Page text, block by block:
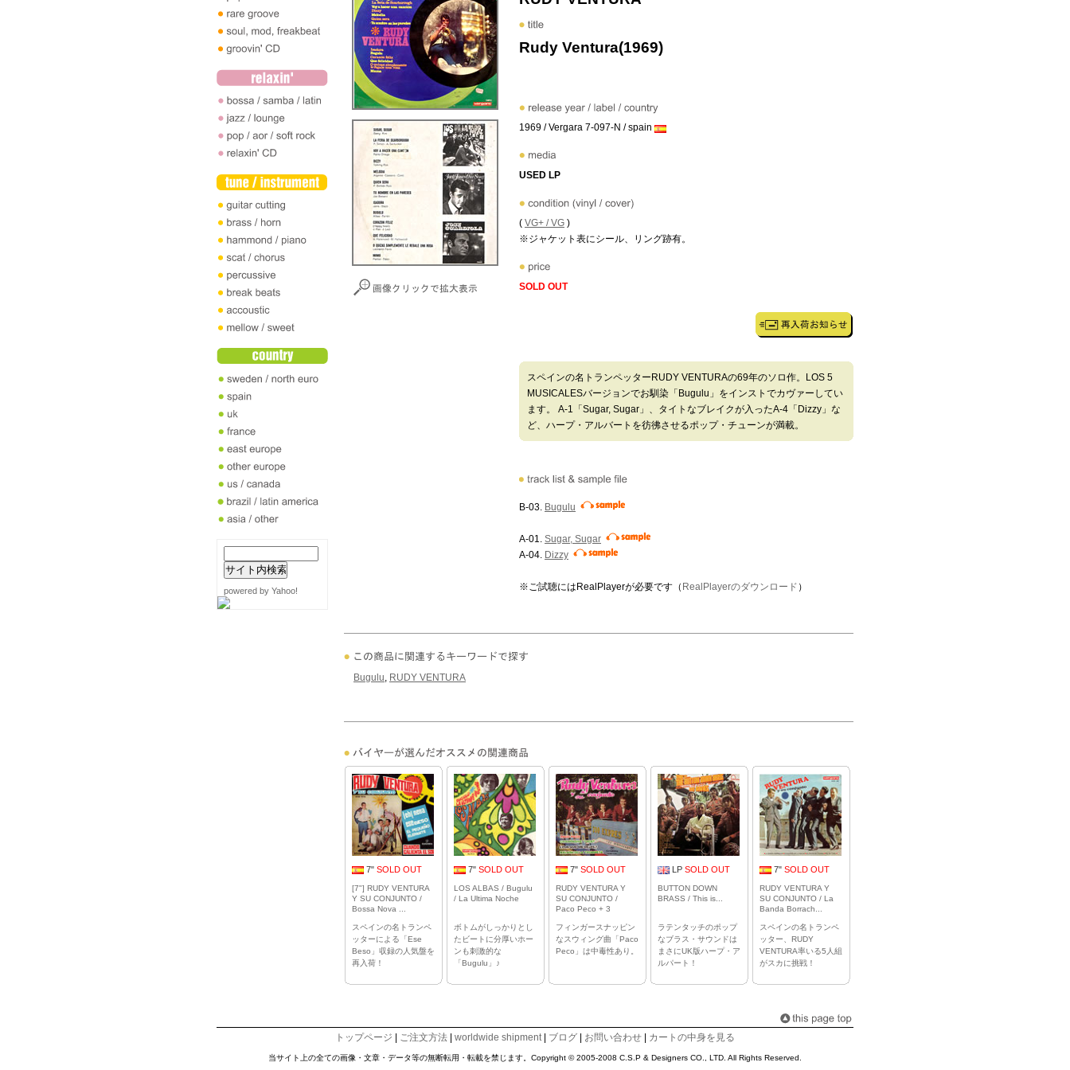
powered by Yahoo!
Rudy Ventura(1969)
1969 / Vergara 7-097-N / spain
USED LP
( VG+ / VG )
※ジャケット表にシール、リング跡有。
SOLD OUT
スペインの名トランペッターRUDY VENTURAの69年のソロ作。LOS 5
MUSICALESバージョンでお馴染「Bugulu」をインストでカヴァーしてい
ます。 A-1「Sugar, Sugar」、タイトなブレイクが入ったA-4「Dizzy」な
ど、ハープ・アルバートを彷彿させるポップ・チューンが満載。
B-03. Bugulu
A-01. Sugar, Sugar
A-04. Dizzy
※ご試聴にはRealPlayerが必要です（ RealPlayerのダウンロード ）
Bugulu RUDY VENTURA
7" SOLD OUT
[7"] RUDY VENTURA
Y SU CONJUNTO /
Bossa Nova ...
スペインの名トランペ
ッターによる「Ese
Beso」収録の人気盤を
再入荷！
7" SOLD OUT
LOS ALBAS / Bugulu
/ La Ultima Noche
ボトムがしっかりとし
たビートに分厚いホー
ンも刺激的な
「Bugulu」♪
7" SOLD OUT
RUDY VENTURA Y
SU CONJUNTO /
Paco Peco + 3
フィンガースナッピン
なスウィング曲「Paco
Peco」は中毒性あり。
LP SOLD OUT
BUTTON DOWN
BRASS / This is...
ラテンタッチのポップ
なブラス・サウンドは
まさにUK版ハープ・ア
ルパート！
7" SOLD OUT
RUDY VENTURA Y
SU CONJUNTO / La
Banda Borrach...
スペインの名トランペ
ッター、RUDY
VENTURA率いる5人組
がスカに挑戦！
トップページ | ご注文方法 | worldwide shipment | ブログ | お問い合わせ | カートの中身を見る
当サイト上の全ての画像・文章・データ等の無断転用・転載を禁じます。Copyright © 2005-2008 C.S.P & Designers CO., LTD. All Rights Reserved.